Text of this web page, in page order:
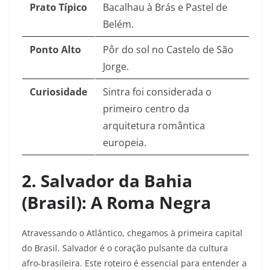
Prato Típico
Bacalhau à Brás e Pastel de
Belém.
Ponto Alto
Pôr do sol no Castelo de São
Jorge.
Curiosidade
Sintra foi considerada o
primeiro centro da
arquitetura romântica
europeia.
2. Salvador da Bahia
(Brasil): A Roma Negra
Atravessando o Atlântico, chegamos à primeira capital
do Brasil. Salvador é o coração pulsante da cultura
afro-brasileira. Este roteiro é essencial para entender a